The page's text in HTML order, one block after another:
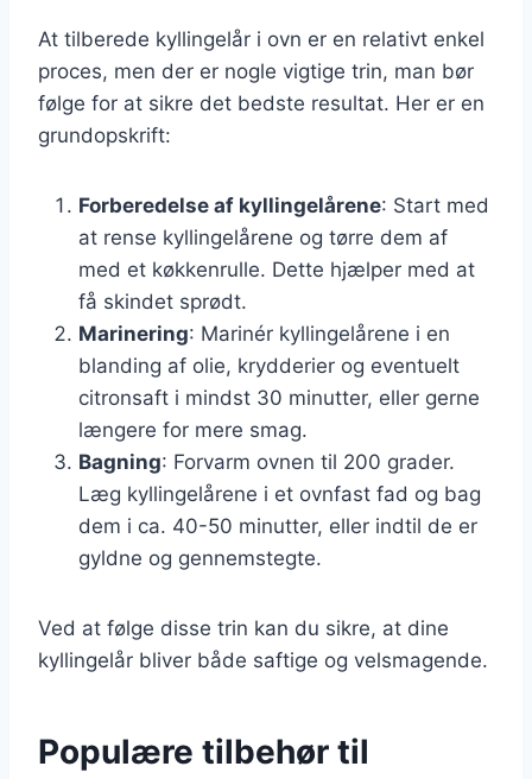
At tilberede kyllingelår i ovn er en relativt enkel
proces, men der er nogle vigtige trin, man bør
følge for at sikre det bedste resultat. Her er en
grundopskrift:
Forberedelse af kyllingelårene: Start med
at rense kyllingelårene og tørre dem af
med et køkkenrulle. Dette hjælper med at
få skindet sprødt.
Marinering: Marinér kyllingelårene i en
blanding af olie, krydderier og eventuelt
citronsaft i mindst 30 minutter, eller gerne
længere for mere smag.
Bagning: Forvarm ovnen til 200 grader.
Læg kyllingelårene i et ovnfast fad og bag
dem i ca. 40-50 minutter, eller indtil de er
gyldne og gennemstegte.
Ved at følge disse trin kan du sikre, at dine
kyllingelår bliver både saftige og velsmagende.
Populære tilbehør til